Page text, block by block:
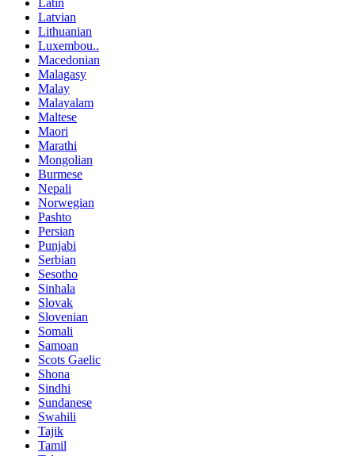
Latvian
Lithuanian
Luxembou..
Macedonian
Malagasy
Malay
Malayalam
Maltese
Maori
Marathi
Mongolian
Burmese
Nepali
Norwegian
Pashto
Persian
Punjabi
Serbian
Sesotho
Sinhala
Slovak
Slovenian
Somali
Samoan
Scots Gaelic
Shona
Sindhi
Sundanese
Swahili
Tajik
Tamil